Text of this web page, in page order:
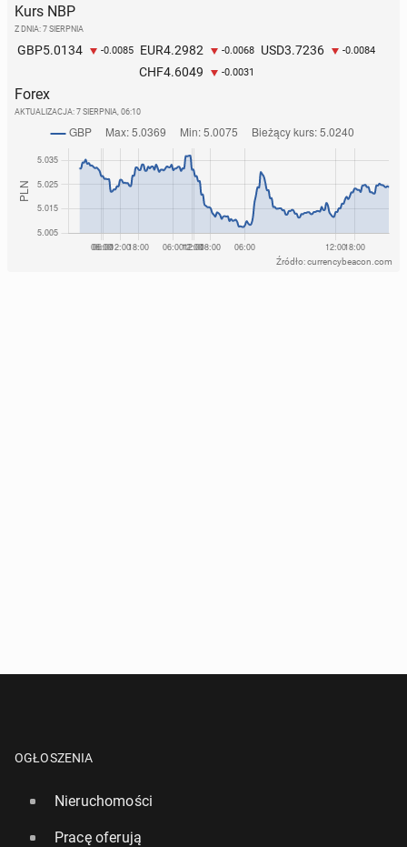
Kurs NBP
Z DNIA: 7 SIERPNIA
GBP5.0134 -0.0085 EUR4.2982 -0.0068 USD3.7236 -0.0084
CHF4.6049 -0.0031
Forex
AKTUALIZACJA: 7 SIERPNIA, 06:10
Źródło: currencybeacon.com
OGŁOSZENIA
Nieruchomości
Pracę oferują